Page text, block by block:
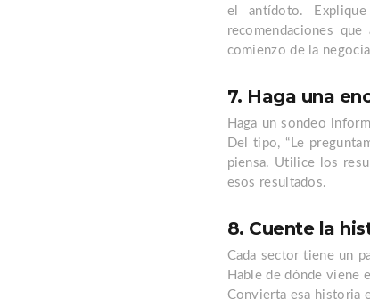
el antídoto.
recomendaciones
comienzo de la
7. Haga una
Haga un sondeo
Del tipo, “Le
piensa. Utilice los
esos resultados.
8. Cuente la
Cada sector tiene un
Hable de dónde viene
Convierta esa historia